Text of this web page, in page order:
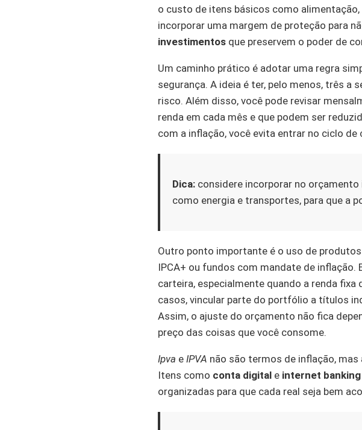
o custo de itens básicos como
incorporar uma margem de proteção para
investimentos que preservem o poder de
Um caminho prático é adotar uma regra
segurança. A ideia é ter, pelo menos, três a
risco. Além disso, você pode revisar
renda em cada mês e que podem ser
com a inflação, você evita entrar no ciclo
Dica: considere incorporar no
como energia e transportes, para que a
Outro ponto importante é o uso de
IPCA+ ou fundos com mandate de
carteira, especialmente quando a renda
casos, vincular parte do portfólio a títulos
Assim, o ajuste do orçamento não fica
preço das coisas que você consome.
Ipva e IPVA não são termos de inflação,
Itens como conta digital e internet banking
organizadas para que cada real seja bem